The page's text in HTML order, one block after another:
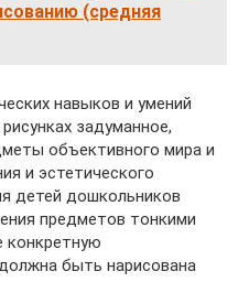
(средняя
навыков и умений
задуманное,
объективного мира и
и эстетического
детей дошкольников
предметов тонкими
конкретную
быть нарисована